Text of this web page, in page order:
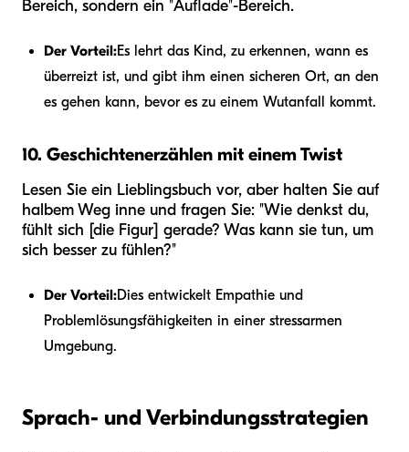
Bereich, sondern ein "Auflade"-Bereich.
Der Vorteil:Es lehrt das Kind, zu erkennen, wann es
überreizt ist, und gibt ihm einen sicheren Ort, an den
es gehen kann, bevor es zu einem Wutanfall kommt.
10. Geschichtenerzählen mit einem Twist
Lesen Sie ein Lieblingsbuch vor, aber halten Sie auf
halbem Weg inne und fragen Sie: "Wie denkst du,
fühlt sich [die Figur] gerade? Was kann sie tun, um
sich besser zu fühlen?"
Der Vorteil:Dies entwickelt Empathie und
Problemlösungsfähigkeiten in einer stressarmen
Umgebung.
Sprach- und Verbindungsstrategien